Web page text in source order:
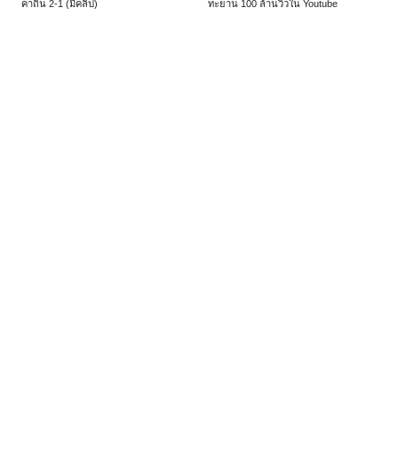
คาถิ่น 2-1 (มีคลิป)
ทะยาน 100 ล้านวิวใน Youtube